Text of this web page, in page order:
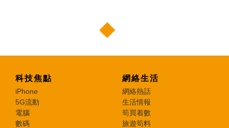
科技焦點
iPhone
5G流動
電腦
數碼
網絡生活
網絡熱話
生活情報
筍買着數
旅遊筍料